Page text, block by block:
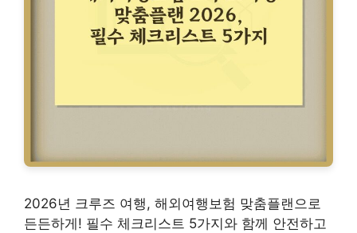
2026년 크루즈 여행, 해외여행보험 맞춤플랜으로
든든하게! 필수 체크리스트 5가지와 함께 안전하고